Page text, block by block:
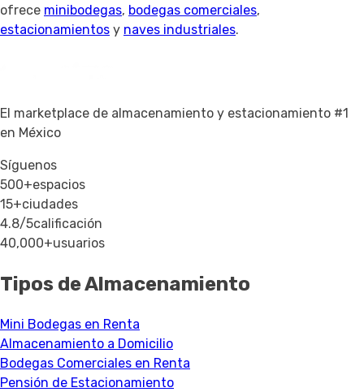
ofrece minibodegas, bodegas comerciales,
estacionamientos y naves industriales.
El marketplace de almacenamiento y estacionamiento #1
en México
Síguenos
500+espacios
15+ciudades
4.8/5calificación
40,000+usuarios
Tipos de Almacenamiento
Mini Bodegas en Renta
Almacenamiento a Domicilio
Bodegas Comerciales en Renta
Pensión de Estacionamiento